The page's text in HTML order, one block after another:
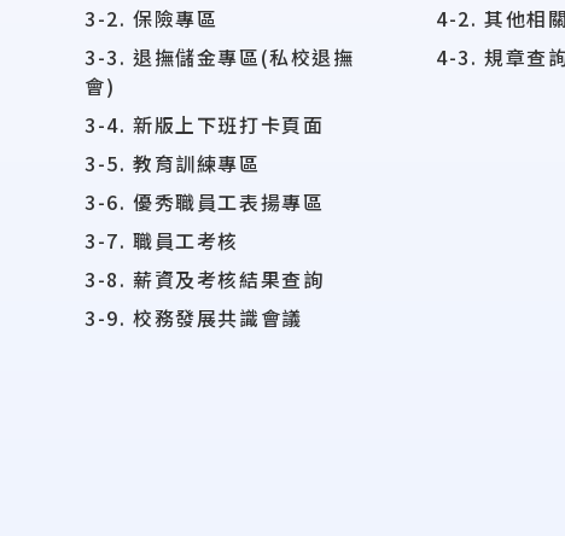
3-2. 保險專區
3-3. 退撫儲金專區(私校退撫
會)
3-4. 新版上下班打卡頁面
3-5. 教育訓練專區
3-6. 優秀職員工表揚專區
3-7. 職員工考核
3-8. 薪資及考核結果查詢
3-9. 校務發展共識會議
4-2. 其他相
4-3. 規章查